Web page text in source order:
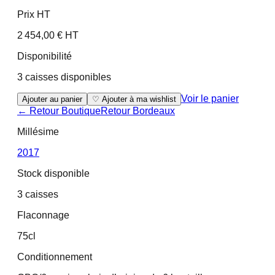
Prix HT
2 454,00 € HT
Disponibilité
3 caisses disponibles
Ajouter au panier ♡ Ajouter à ma wishlist Voir le panier
← Retour BoutiqueRetour Bordeaux
Millésime
2017
Stock disponible
3 caisses
Flaconnage
75cl
Conditionnement